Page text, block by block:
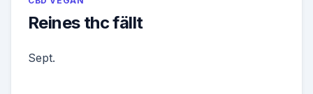
Reines thc fällt
Sept.